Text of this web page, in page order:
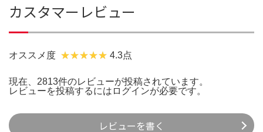
カスタマーレビュー
オススメ度 4.3点
現在、2813件のレビューが投稿されています。
レビューを投稿するには ログインが必要です。
レビューを書く